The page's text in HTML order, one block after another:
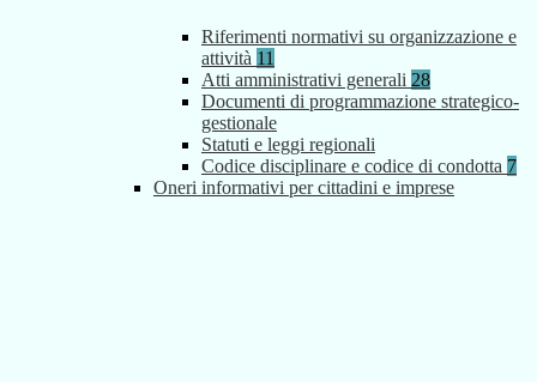
Riferimenti normativi su organizzazione e
attività 11
Atti amministrativi generali 28
Documenti di programmazione strategico-
gestionale
Statuti e leggi regionali
Codice disciplinare e codice di condotta 7
Oneri informativi per cittadini e imprese